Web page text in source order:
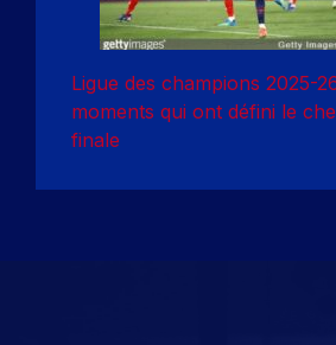
Ligue des champions 2025-
moments qui ont défini le
finale